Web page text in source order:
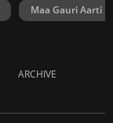
Maa Gauri Aarti
ARCHIVE